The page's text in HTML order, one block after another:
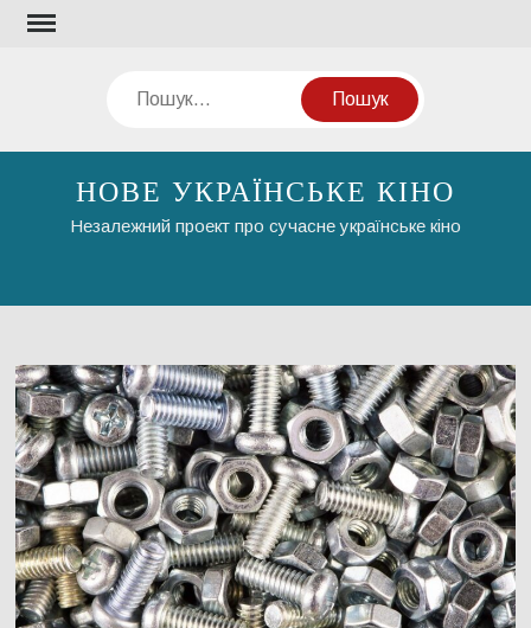
Перейти
Пошук
НОВЕ УКРАЇНСЬКЕ КІНО
Незалежний проект про сучасне українське кіно